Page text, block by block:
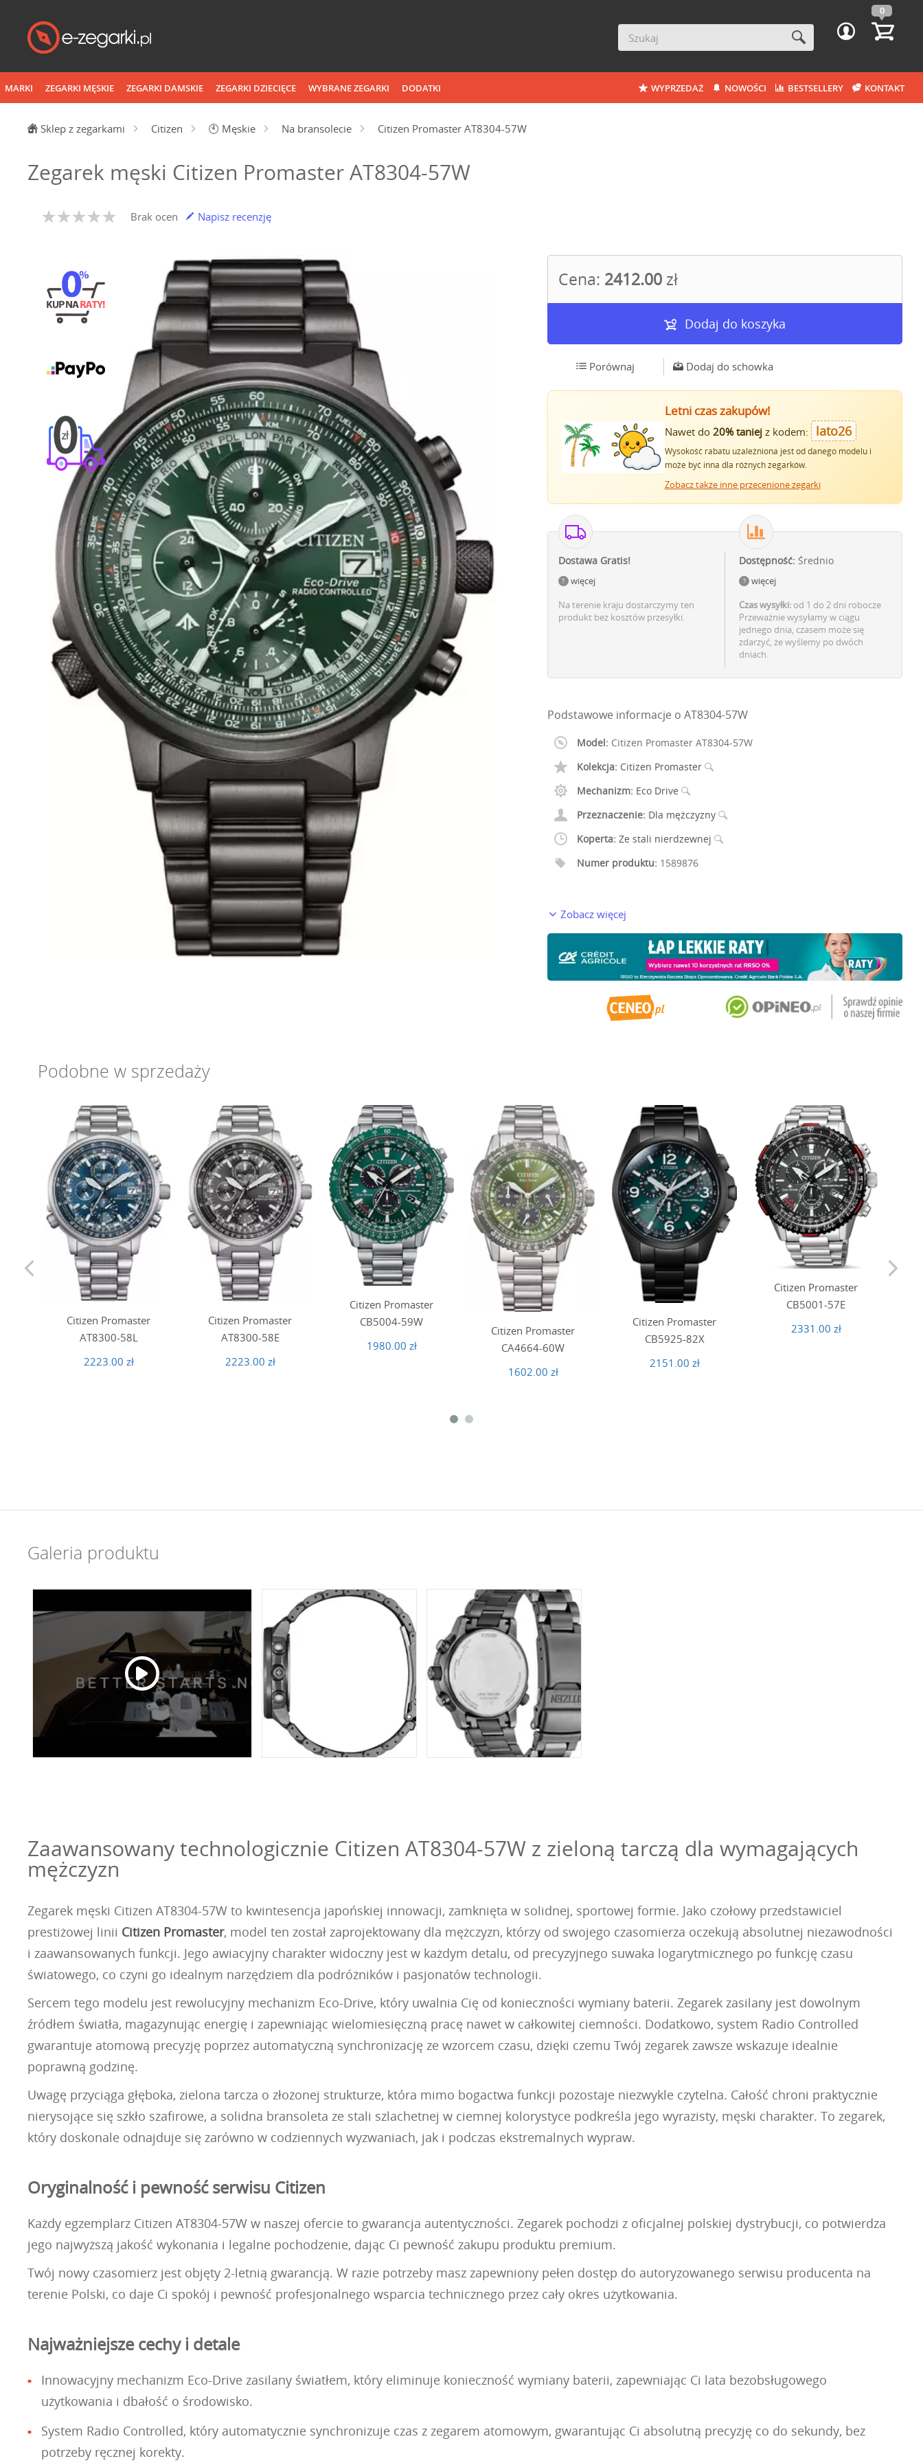
0
MARKI ZEGARKI MĘSKIE ZEGARKI DAMSKIE ZEGARKI DZIECIĘCE WYBRANE ZEGARKI DODATKI WYPRZEDAŻ NOWOŚCI BESTSELLERY KONTAKT
Sklep z zegarkami Citizen 🕙 Męskie Na bransolecie Citizen Promaster AT8304-57W
Zegarek męski Citizen Promaster AT8304-57W
Brak ocen Napisz recenzję
Cena: 2412.00 zł
Dodaj do koszyka
Porównaj Dodaj do schowka
Letni czas zakupów!
Nawet do 20% taniejz kodem: lato26
Wysokość rabatu uzależniona jest od danego modelu i
może być inna dla różnych zegarków.
Zobacz także inne przecenione zegarki
Dostawa Gratis!
więcej
Na terenie kraju dostarczymy ten
produkt bez kosztów przesyłki.
Dostępność:Średnio
więcej
Czas wysyłki: od 1 do 2 dni robocze
Przeważnie wysyłamy w ciągu
jednego dnia, czasem może się
zdarzyć, że wyślemy po dwóch
dniach.
Podstawowe informacje o AT8304-57W
Model: Citizen Promaster AT8304-57W
Kolekcja: Citizen Promaster
Mechanizm: Eco Drive
Przeznaczenie: Dla mężczyzny
Koperta: Ze stali nierdzewnej
Numer produktu: 1589876
Zobacz więcej
Podobne w sprzedaży
Citizen Promaster
AT8300-58L
2223.00 zł
Citizen Promaster
AT8300-58E
2223.00 zł
Citizen Promaster
CB5004-59W
1980.00 zł
Citizen Promaster
CA4664-60W
1602.00 zł
Citizen Promaster
CB5925-82X
2151.00 zł
Citizen Promaster
CB5001-57E
2331.00 zł
Galeria produktu
Zaawansowany technologicznie Citizen AT8304-57W z zieloną tarczą dla wymagających
mężczyzn
Zegarek męski Citizen AT8304-57W to kwintesencja japońskiej innowacji, zamknięta w solidnej, sportowej formie. Jako czołowy przedstawiciel
prestiżowej linii Citizen Promaster, model ten został zaprojektowany dla mężczyzn, którzy od swojego czasomierza oczekują absolutnej niezawodności
i zaawansowanych funkcji. Jego awiacyjny charakter widoczny jest w każdym detalu, od precyzyjnego suwaka logarytmicznego po funkcję czasu
światowego, co czyni go idealnym narzędziem dla podróżników i pasjonatów technologii.
Sercem tego modelu jest rewolucyjny mechanizm Eco-Drive, który uwalnia Cię od konieczności wymiany baterii. Zegarek zasilany jest dowolnym
źródłem światła, magazynując energię i zapewniając wielomiesięczną pracę nawet w całkowitej ciemności. Dodatkowo, system Radio Controlled
gwarantuje atomową precyzję poprzez automatyczną synchronizację ze wzorcem czasu, dzięki czemu Twój zegarek zawsze wskazuje idealnie
poprawną godzinę.
Uwagę przyciąga głęboka, zielona tarcza o złożonej strukturze, która mimo bogactwa funkcji pozostaje niezwykle czytelna. Całość chroni praktycznie
nierysojące się szkło szafirowe, a solidna bransoleta ze stali szlachetnej w ciemnej kolorystyce podkreśla jego wyrazisty, męski charakter. To zegarek,
który doskonale odnajduje się zarówno w codziennych wyzwaniach, jak i podczas ekstremalnych wypraw.
Oryginalność i pewność serwisu Citizen
Każdy egzemplarz Citizen AT8304-57W w naszej ofercie to gwarancja autentyczności. Zegarek pochodzi z oficjalnej polskiej dystrybucji, co potwierdza
jego najwyższą jakość wykonania i legalne pochodzenie, dając Ci pewność zakupu produktu premium.
Twój nowy czasomierz jest objęty 2-letnią gwarancją. W razie potrzeby masz zapewniony pełen dostęp do autoryzowanego serwisu producenta na
terenie Polski, co daje Ci spokój i pewność profesjonalnego wsparcia technicznego przez cały okres użytkowania.
Najważniejsze cechy i detale
Innowacyjny mechanizm Eco-Drive zasilany światłem, który eliminuje konieczność wymiany baterii, zapewniając Ci lata bezobsługowego
użytkowania i dbałość o środowisko.
System Radio Controlled, który automatycznie synchronizuje czas z zegarem atomowym, gwarantując Ci absolutną precyzję co do sekundy, bez
potrzeby ręcznej korekty.